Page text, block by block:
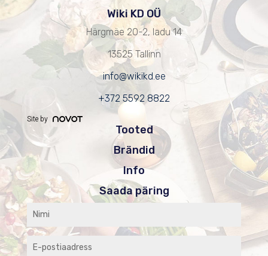
Wiki KD OÜ
Härgmäe 20-2, ladu 14
13525 Tallinn
info@wikikd.ee
+372 5592 8822
Site by
Tooted
Brändid
Info
Saada päring